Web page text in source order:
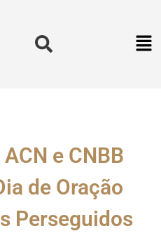
e CNBB
de Oração
Perseguidos